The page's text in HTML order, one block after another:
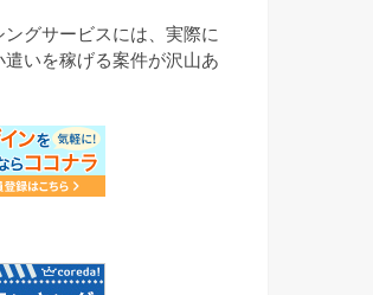
グサービスには、実際に
いを稼げる案件が沢山あ